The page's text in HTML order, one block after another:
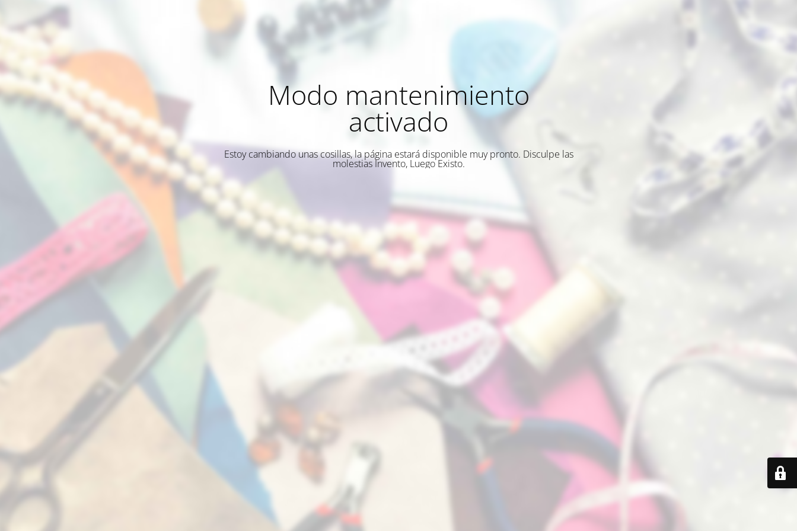
Modo mantenimiento
activado
Estoy cambiando unas cosillas, la página estará disponible muy pronto. Disculpe las
molestias Invento, Luego Existo.